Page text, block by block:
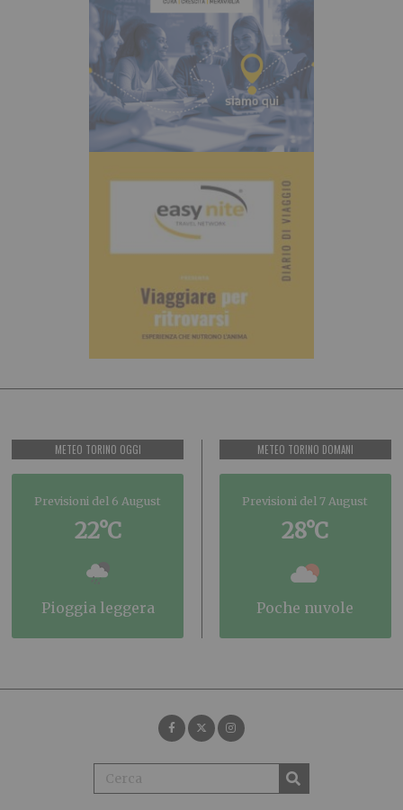
METEO TORINO OGGI
Previsioni del 6 August
22°C
pioggia leggera
METEO TORINO DOMANI
Previsioni del 7 August
28°C
poche nuvole